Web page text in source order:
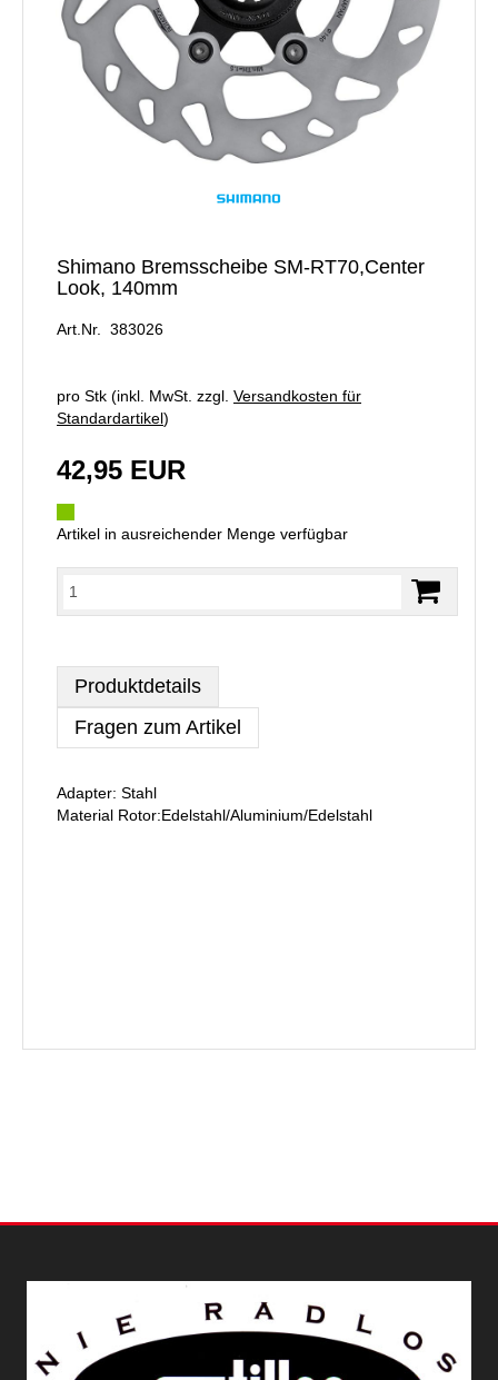
Shimano Bremsscheibe SM-RT70,Center
Look, 140mm
Art.Nr. 383026
pro Stk (inkl. MwSt. zzgl. Versandkosten für
Standardartikel)
42,95 EUR
Artikel in ausreichender Menge verfügbar
Produktdetails
Fragen zum Artikel
Adapter: Stahl
Material Rotor:Edelstahl/Aluminium/Edelstahl